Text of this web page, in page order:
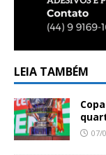
LEIA TAMBÉM
07/